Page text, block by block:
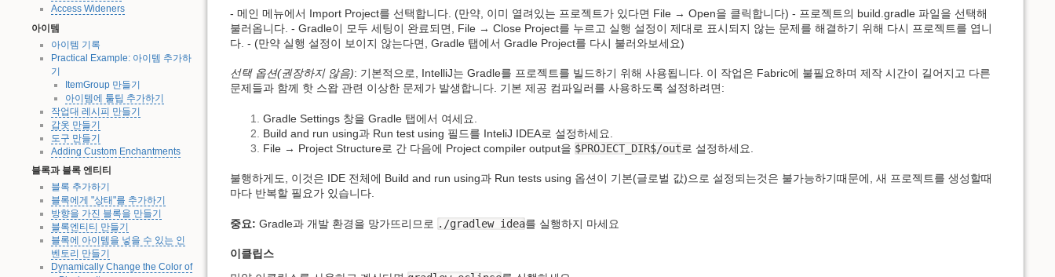
Access Wideners
아이템
아이템 기록
Practical Example: 아이템 추가하
기
ItemGroup 만들기
아이템에 툴팁 추가하기
작업대 레시피 만들기
갑옷 만들기
도구 만들기
Adding Custom Enchantments
블록과 블록 엔티티
블록 추가하기
블록에게 "상태"를 추가하기
방향을 가진 블록을 만들기
블록엔티티 만들기
블록에 아이템을 넣을 수 있는 인
벤토리 만들기
Dynamically Change the Color of
- 메인 메뉴에서 Import Project를 선택합니다. (만약, 이미 열려있는 프로젝트가 있다면 File → Open을 클릭합니다) - 프로젝트의 build.gradle 파일을 선택해
불러옵니다. - Gradle이 모두 세팅이 완료되면, File → Close Project를 누르고 실행 설정이 제대로 표시되지 않는 문제를 해결하기 위해 다시 프로젝트를 엽니
다. - (만약 실행 설정이 보이지 않는다면, Gradle 탭에서 Gradle Project를 다시 불러와보세요)
선택 옵션(권장하지 않음): 기본적으로, IntelliJ는 Gradle를 프로젝트를 빌드하기 위해 사용됩니다. 이 작업은 Fabric에 불필요하며 제작 시간이 길어지고 다른
문제들과 함께 핫 스왑 관련 이상한 문제가 발생합니다. 기본 제공 컴파일러를 사용하도록 설정하려면:
Gradle Settings 창을 Gradle 탭에서 여세요.
Build and run using과 Run test using 필드를 InteliJ IDEA로 설정하세요.
File → Project Structure로 간 다음에 Project compiler output을 $PROJECT_DIR$/out로 설정하세요.
불행하게도, 이것은 IDE 전체에 Build and run using과 Run tests using 옵션이 기본(글로벌 값)으로 설정되는것은 불가능하기때문에, 새 프로젝트를 생성할때
마다 반복할 필요가 있습니다.
중요: Gradle과 개발 환경을 망가뜨리므로 ./gradlew idea를 실행하지 마세요
이클립스